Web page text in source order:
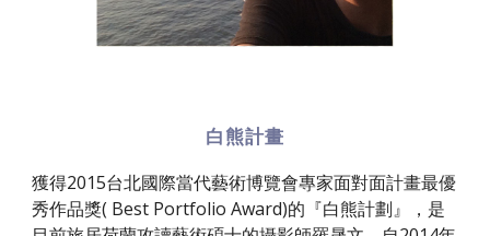
白熊計畫
獲得2015台北國際當代藝術博覽會專家面對面計畫最優
秀作品獎( Best Portfolio Award)的『白熊計劃』，是